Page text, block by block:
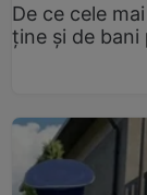
De ce cele
ține și de bani